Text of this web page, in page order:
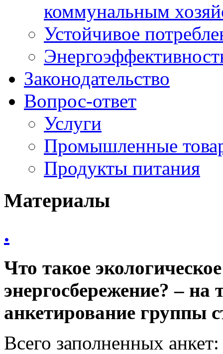
коммунальным
Устойчивое
Законодательство
Вопрос-ответ
Услуги
Промышленные
Продукты питания
Материалы
.
Что такое
энергосбережение? –
анкетирование группы
Всего заполненных